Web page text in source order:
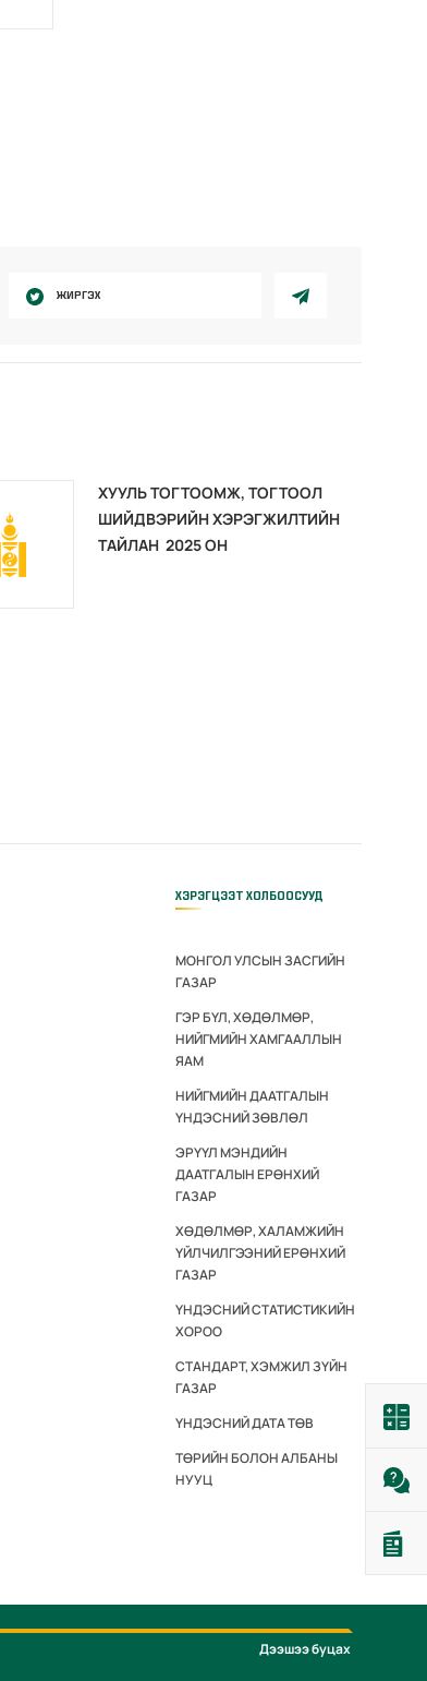
ЖИРГЭХ
ХУУЛЬ ТОГТООМЖ, ТОГТООЛ
ШИЙДВЭРИЙН ХЭРЭГЖИЛТИЙН
ТАЙЛАН 2025 ОН
ХЭРЭГЦЭЭТ ХОЛБООСУУД
МОНГОЛ УЛСЫН ЗАСГИЙН
ГАЗАР
ГЭР БҮЛ, ХӨДӨЛМӨР,
НИЙГМИЙН ХАМГААЛЛЫН
ЯАМ
НИЙГМИЙН ДААТГАЛЫН
ҮНДЭСНИЙ ЗӨВЛӨЛ
ЭРҮҮЛ МЭНДИЙН
ДААТГАЛЫН ЕРӨНХИЙ
ГАЗАР
ХӨДӨЛМӨР, ХАЛАМЖИЙН
ҮЙЛЧИЛГЭЭНИЙ ЕРӨНХИЙ
ГАЗАР
ҮНДЭСНИЙ СТАТИСТИКИЙН
ХОРОО
СТАНДАРТ, ХЭМЖИЛ ЗҮЙН
ГАЗАР
ҮНДЭСНИЙ ДАТА ТӨВ
ТӨРИЙН БОЛОН АЛБАНЫ
НУУЦ
Дээшээ буцах